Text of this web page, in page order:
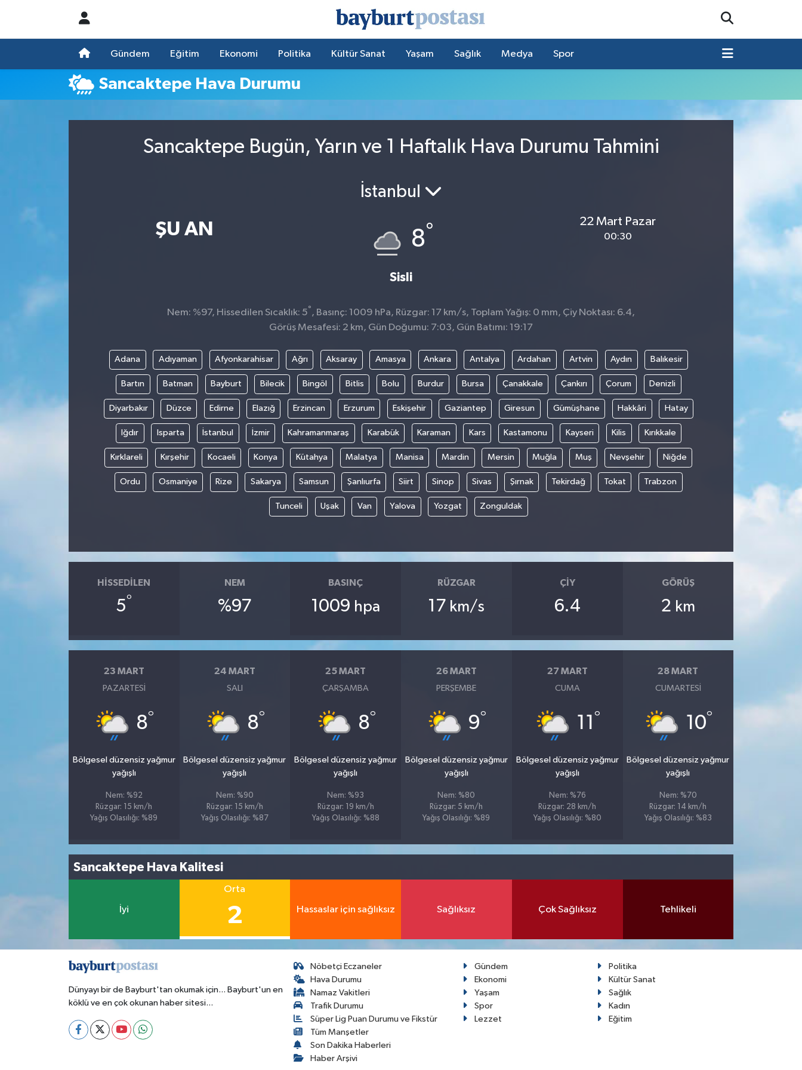
Gündem Eğitim Ekonomi Politika Kültür Sanat Yaşam Sağlık Medya Spor
Sancaktepe Hava Durumu
Sancaktepe Bugün, Yarın ve 1 Haftalık Hava Durumu Tahmini
ŞU AN
İstanbul
8°
Sisli
22 Mart Pazar
00:30
Nem: %97, Hissedilen Sıcaklık: 5° , Basınç: 1009 hPa, Rüzgar: 17 km/s, Toplam Yağış: 0 mm, Çiy Noktası: 6.4,
Görüş Mesafesi: 2 km, Gün Doğumu: 7:03, Gün Batımı: 19:17
Adana Adıyaman Afyonkarahisar Ağrı Aksaray Amasya Ankara Antalya Ardahan Artvin Aydın Balıkesir
Bartın Batman Bayburt Bilecik Bingöl Bitlis Bolu Burdur Bursa Çanakkale Çankırı Çorum Denizli
Diyarbakır Düzce Edirne Elazığ Erzincan Erzurum Eskişehir Gaziantep Giresun Gümüşhane Hakkâri Hatay
Iğdır Isparta İstanbul İzmir Kahramanmaraş Karabük Karaman Kars Kastamonu Kayseri Kilis Kırıkkale
Kırklareli Kırşehir Kocaeli Konya Kütahya Malatya Manisa Mardin Mersin Muğla Muş Nevşehir Niğde
Ordu Osmaniye Rize Sakarya Samsun Şanlıurfa Siirt Sinop Sivas Şırnak Tekirdağ Tokat Trabzon
Tunceli Uşak Van Yalova Yozgat Zonguldak
HISSEDILEN
5°
NEM
%97
BASINÇ
1009 hpa
RÜZGAR
17 km/s
ÇIY
6.4
GÖRÜŞ
2 km
23 MART
PAZARTESI
8°
Bölgesel düzensiz yağmur
yağışlı
Nem: %92
Rüzgar: 15 km/h
Yağış Olasılığı: %89
24 MART
SALI
8°
Bölgesel düzensiz yağmur
yağışlı
Nem: %90
Rüzgar: 15 km/h
Yağış Olasılığı: %87
25 MART
ÇARŞAMBA
8°
Bölgesel düzensiz yağmur
yağışlı
Nem: %93
Rüzgar: 19 km/h
Yağış Olasılığı: %88
26 MART
PERŞEMBE
9°
Bölgesel düzensiz yağmur
yağışlı
Nem: %80
Rüzgar: 5 km/h
Yağış Olasılığı: %89
27 MART
CUMA
11 °
Bölgesel düzensiz yağmur
yağışlı
Nem: %76
Rüzgar: 28 km/h
Yağış Olasılığı: %80
28 MART
CUMARTESI
10°
Bölgesel düzensiz yağmur
yağışlı
Nem: %70
Rüzgar: 14 km/h
Yağış Olasılığı: %83
Sancaktepe Hava Kalitesi
İyi
Orta
2 Hassaslar için sağlıksız Sağlıksız Çok Sağlıksız Tehlikeli
Dünyayı bir de Bayburt'tan okumak için... Bayburt'un en
köklü ve en çok okunan haber sitesi...
Nöbetçi Eczaneler
Hava Durumu
Namaz Vakitleri
Trafik Durumu
Süper Lig Puan Durumu ve Fikstür
Tüm Manşetler
Son Dakika Haberleri
Haber Arşivi
Gündem
Politika
Ekonomi
Kültür Sanat
Yaşam
Sağlık
Spor
Kadın
Lezzet
Eğitim
Hava Durumu